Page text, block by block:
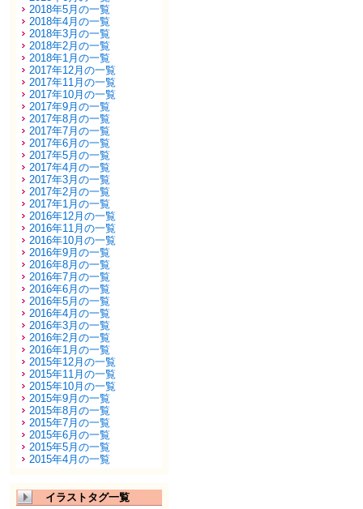
2018年5月の一覧
2018年4月の一覧
2018年3月の一覧
2018年2月の一覧
2018年1月の一覧
2017年12月の一覧
2017年11月の一覧
2017年10月の一覧
2017年9月の一覧
2017年8月の一覧
2017年7月の一覧
2017年6月の一覧
2017年5月の一覧
2017年4月の一覧
2017年3月の一覧
2017年2月の一覧
2017年1月の一覧
2016年12月の一覧
2016年11月の一覧
2016年10月の一覧
2016年9月の一覧
2016年8月の一覧
2016年7月の一覧
2016年6月の一覧
2016年5月の一覧
2016年4月の一覧
2016年3月の一覧
2016年2月の一覧
2016年1月の一覧
2015年12月の一覧
2015年11月の一覧
2015年10月の一覧
2015年9月の一覧
2015年8月の一覧
2015年7月の一覧
2015年6月の一覧
2015年5月の一覧
2015年4月の一覧
イラストタグ一覧